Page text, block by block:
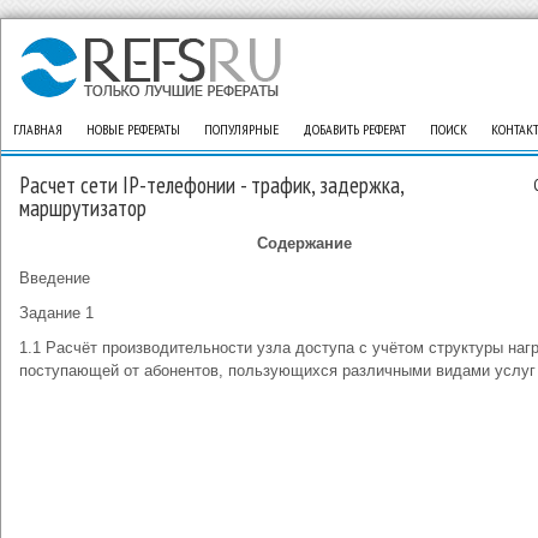
ГЛАВНАЯ НОВЫЕ РЕФЕРАТЫ ПОПУЛЯРНЫЕ ДОБАВИТЬ РЕФЕРАТ ПОИСК
Расчет сети IP-телефонии - трафик, задержка,
маршрутизатор
Содержание
Введение
Задание 1
1.1 Расчёт производительности узла доступа с учётом структуры
поступающей от абонентов, пользующихся различными видами услуг